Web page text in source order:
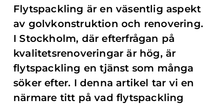
Flytspackling är en väsentlig aspekt
av golvkonstruktion och renovering.
I Stockholm, där efterfrågan på
kvalitetsrenoveringar är hög, är
flytspackling en tjänst som många
söker efter. I denna artikel tar vi en
närmare titt på vad flytspackling